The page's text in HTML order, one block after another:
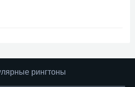
рингтоны